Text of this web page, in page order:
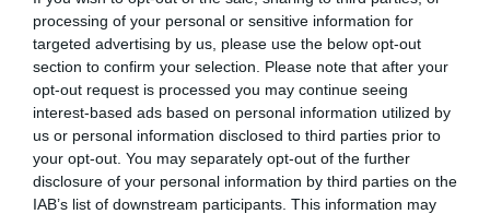
processing of your personal or sensitive information for
targeted advertising by us, please use the below opt-out
section to confirm your selection. Please note that after your
opt-out request is processed you may continue seeing
interest-based ads based on personal information utilized by
us or personal information disclosed to third parties prior to
your opt-out. You may separately opt-out of the further
disclosure of your personal information by third parties on the
IAB’s list of downstream participants. This information may
Añadir2Playbookcomo fuente preferida de Google
de forma gratuita
Mantente informado con las últimas noticias de actualidad.
ACTIVAR AHORA
Compartir
Imprimir